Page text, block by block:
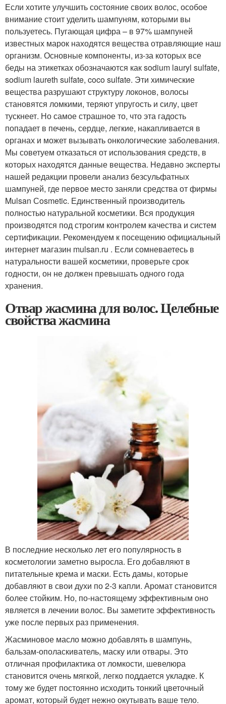
Если хотите улучшить состояние своих волос, особое
внимание стоит уделить шампуням, которыми вы
пользуетесь. Пугающая цифра – в 97% шампуней
известных марок находятся вещества отравляющие наш
организм. Основные компоненты, из-за которых все
беды на этикетках обозначаются как sodium lauryl sulfate,
sodium laureth sulfate, coco sulfate. Эти химические
вещества разрушают структуру локонов, волосы
становятся ломкими, теряют упругость и силу, цвет
тускнеет. Но самое страшное то, что эта гадость
попадает в печень, сердце, легкие, накапливается в
органах и может вызывать онкологические заболевания.
Мы советуем отказаться от использования средств, в
которых находятся данные вещества. Недавно эксперты
нашей редакции провели анализ безсульфатных
шампуней, где первое место заняли средства от фирмы
Mulsan Сosmetic. Единственный производитель
полностью натуральной косметики. Вся продукция
производятся под строгим контролем качества и систем
сертификации. Рекомендуем к посещению официальный
интернет магазин mulsan.ru . Если сомневаетесь в
натуральности вашей косметики, проверьте срок
годности, он не должен превышать одного года
хранения.
Отвар жасмина для волос. Целебные
свойства жасмина
В последние несколько лет его популярность в
косметологии заметно выросла. Его добавляют в
питательные крема и маски. Есть дамы, которые
добавляют в свои духи по 2-3 капли. Аромат становится
более стойким. Но, по-настоящему эффективным оно
является в лечении волос. Вы заметите эффективность
уже после первых раз применения.
Жасминовое масло можно добавлять в шампунь,
бальзам-ополаскиватель, маску или отвары. Это
отличная профилактика от ломкости, шевелюра
становится очень мягкой, легко поддается укладке. К
тому же будет постоянно исходить тонкий цветочный
аромат, который будет нежно окутывать ваше тело.